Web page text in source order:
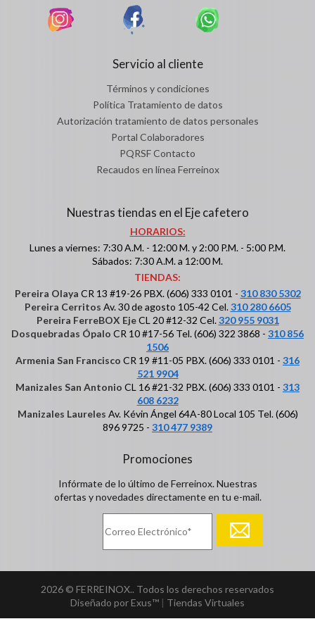
Servicio al cliente
Términos y condiciones
Política Tratamiento de datos
Autorización tratamiento de datos personales
Portal Colaboradores
PQRSF Contacto
Recaudos en línea Ferreinox
Nuestras tiendas en el Eje cafetero
HORARIOS:
Lunes a viernes: 7:30 A.M. - 12:00 M. y 2:00 P.M. - 5:00 P.M.
Sábados: 7:30 A.M. a 12:00 M.
TIENDAS:
Pereira Olaya CR 13 #19-26 PBX. (606) 333 0101 - 310 830 5302
Pereira Cerritos Av. 30 de agosto 105-42 Cel.310 280 6605
Pereira FerreBOX EjeCL 20 #12-32 Cel.320 955 9031
Dosquebradas Ópalo CR 10 #17-56 Tel. (606) 322 3868 - 310 856
1506
Armenia San Francisco CR 19 #11-05 PBX. (606) 333 0101 - 316
521 9904
Manizales San Antonio CL 16 #21-32 PBX. (606) 333 0101 - 313
608 6232
Manizales Laureles Av. Kévin Ángel 64A-80 Local 105 Tel. (606)
896 9725 - 310 477 9389
Promociones
Infórmate de lo último de Ferreinox. Nuestras
ofertas y novedades directamente en tu e-mail.
2026 © FERREINOX.. Todos los derechos reservados
Diseñado por Exus™ | Tiendas Virtuales